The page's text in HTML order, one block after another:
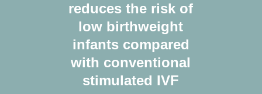
reduces the risk of
low birthweight
infants compared
with conventional
stimulated IVF